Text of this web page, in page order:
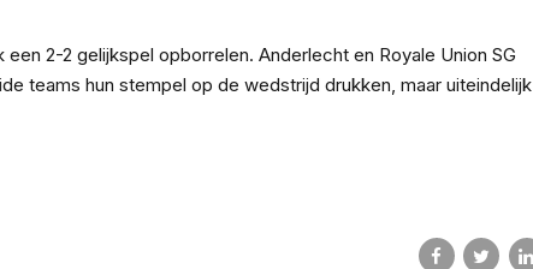
2-2 gelijkspel opborrelen. Anderlecht en Royale Union SG
teams hun stempel op de wedstrijd drukken, maar uiteindelijk